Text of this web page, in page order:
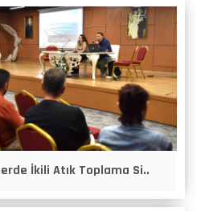
İkili Atık Toplama Si..